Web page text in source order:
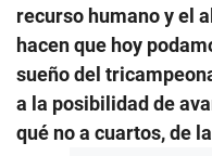
recurso humano y el
hacen que hoy
sueño del
a la posibilidad de
qué no a cuartos, de